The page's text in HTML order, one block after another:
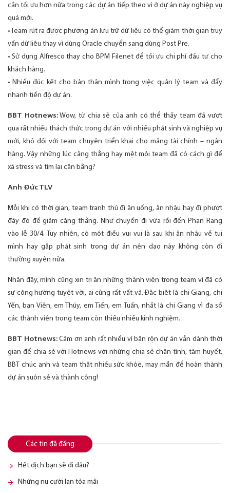
cần tối ưu hơn nữa trong các dự án tiếp theo vì ở dự án này nghiệp vụ
quá mới.
• Team rút ra được phương án lưu trữ dữ liệu có thể giảm thời gian truy
vấn dữ liệu thay vì dùng Oracle chuyển sang dùng Post Pre.
• Sử dụng Alfresco thay cho BPM Filenet để tối ưu chi phí đầu tư cho
khách hàng.
• Nhiều đúc kết cho bản thân mình trong việc quản lý team và đẩy
nhanh tiến độ dự án.
BBT Hotnews:Wow, từ chia sẻ của anh có thể thấy team đã vượt
qua rất nhiều thách thức trong dự án với nhiều phát sinh và nghiệp vụ
mới, khó đối với team chuyên triển khai cho mảng tài chính – ngân
hàng. Vậy những lúc căng thẳng hay mệt mỏi team đã có cách gì để
xả stress và tìm lại cân bằng?
Anh Đức TLV
Mỗi khi có thời gian, team tranh thủ đi ăn uống, ăn nhậu hay đi phượt
đây đó để giảm căng thẳng. Như chuyến đi vừa rồi đến Phan Rang
vào lễ 30/4. Tuy nhiên, có một điều vui vui là sau khi ăn nhậu về tụi
mình hay gặp phát sinh trong dự án nên dạo này không còn đi
thường xuyên nữa.
Nhân đây, mình cũng xin tri ân những thành viên trong team vì đã có
sự cộng hưởng tuyệt vời, ai cũng rất vất vả. Đặc biệt là chị Giang, chị
Yến, bạn Viên, em Thúy, em Tiến, em Tuấn, nhất là chị Giang vì đa số
các thành viên trong team còn thiếu nhiều kinh nghiệm.
BBT Hotnews:Cảm ơn anh rất nhiều vì bận rộn dự án vẫn dành thời
gian để chia sẻ với Hotnews với những chia sẻ chân tình, tâm huyết.
BBT chúc anh và team thật nhiều sức khỏe, may mắn để hoàn thành
dự án suôn sẻ và thành công!
Các tin đã đăng
Hết dịch bạn sẽ đi đâu?
Những nụ cười lan tỏa mãi